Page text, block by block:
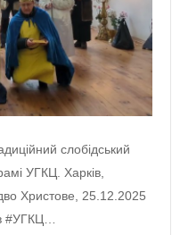
слобідський
УГКЦ. Харків,
Христове, 25.12.2025
#УГКЦ…